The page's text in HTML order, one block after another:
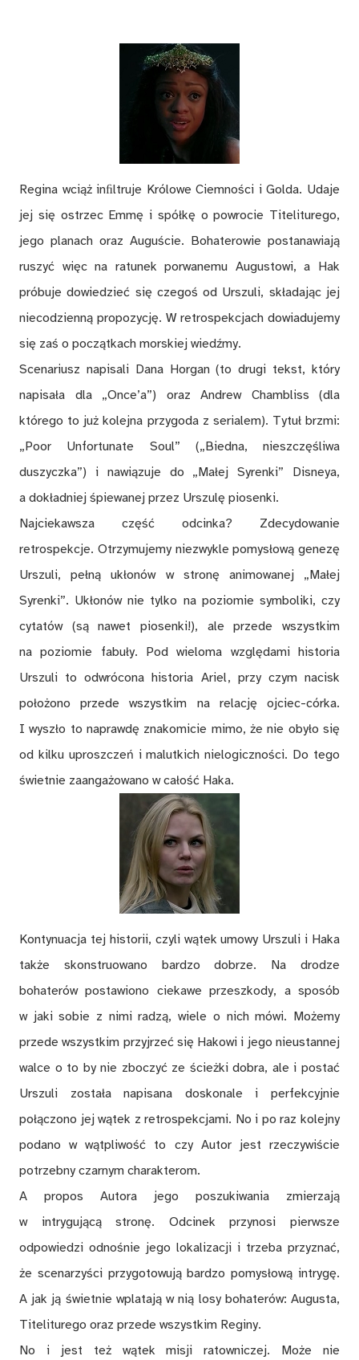
Regina wciąż inﬁltruje Królowe Ciemności i Golda. Udaje
jej się ostrzec Emmę i spółkę o powrocie Titeliturego,
jego planach oraz Auguście. Bohaterowie postanawiają
ruszyć więc na ratunek porwanemu Augustowi, a Hak
próbuje dowiedzieć się czegoś od Urszuli, składając jej
niecodzienną propozycję. W retrospekcjach dowiadujemy
się zaś o początkach morskiej wiedźmy.
Scenariusz napisali Dana Horgan (to drugi tekst, który
napisała dla „Once’a”) oraz Andrew Chambliss (dla
którego to już kolejna przygoda z serialem). Tytuł brzmi:
„Poor Unfortunate Soul” („Biedna, nieszczęśliwa
duszyczka”) i nawiązuje do „Małej Syrenki” Disneya,
a dokładniej śpiewanej przez Urszulę piosenki.
Najciekawsza część odcinka? Zdecydowanie
retrospekcje. Otrzymujemy niezwykle pomysłową genezę
Urszuli, pełną ukłonów w stronę animowanej „Małej
Syrenki”. Ukłonów nie tylko na poziomie symboliki, czy
cytatów (są nawet piosenki!), ale przede wszystkim
na poziomie fabuły. Pod wieloma względami historia
Urszuli to odwrócona historia Ariel, przy czym nacisk
położono przede wszystkim na relację ojciec-córka.
I wyszło to naprawdę znakomicie mimo, że nie obyło się
od kilku uproszczeń i malutkich nielogiczności. Do tego
świetnie zaangażowano w całość Haka.
Kontynuacja tej historii, czyli wątek umowy Urszuli i Haka
także skonstruowano bardzo dobrze. Na drodze
bohaterów postawiono ciekawe przeszkody, a sposób
w jaki sobie z nimi radzą, wiele o nich mówi. Możemy
przede wszystkim przyjrzeć się Hakowi i jego nieustannej
walce o to by nie zboczyć ze ścieżki dobra, ale i postać
Urszuli została napisana doskonale i perfekcyjnie
połączono jej wątek z retrospekcjami. No i po raz kolejny
podano w wątpliwość to czy Autor jest rzeczywiście
potrzebny czarnym charakterom.
A propos Autora jego poszukiwania zmierzają
w intrygującą stronę. Odcinek przynosi pierwsze
odpowiedzi odnośnie jego lokalizacji i trzeba przyznać,
że scenarzyści przygotowują bardzo pomysłową intrygę.
A jak ją świetnie wplatają w nią losy bohaterów: Augusta,
Titeliturego oraz przede wszystkim Reginy.
No i jest też wątek misji ratowniczej. Może nie